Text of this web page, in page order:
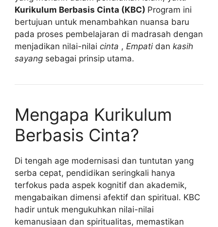
Kurikulum Berbasis Cinta (KBC) Program ini
bertujuan untuk menambahkan nuansa baru
pada proses pembelajaran di madrasah dengan
menjadikan nilai-nilai cinta , Empati dan kasih
sayang sebagai prinsip utama.
Mengapa Kurikulum
Berbasis Cinta?
Di tengah age modernisasi dan tuntutan yang
serba cepat, pendidikan seringkali hanya
terfokus pada aspek kognitif dan akademik,
mengabaikan dimensi afektif dan spiritual. KBC
hadir untuk mengukuhkan nilai-nilai
kemanusiaan dan spiritualitas, memastikan